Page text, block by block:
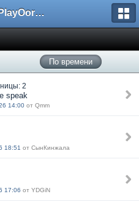
Forum - PlayOorbis.net
По времени
2
speak
14:00 от Qmm
18:51 от СынКинжала
17:06 от YDGiN